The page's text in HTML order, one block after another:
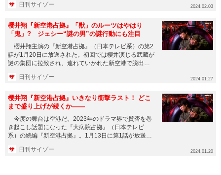
日刊サイゾー 2024.02.03
櫻井翔『新空港占拠』「獣」のルーツはやはり
「鬼」? ジェシー“謎の男”の謎行動にも注目
櫻井翔主演の『新空港占拠』（日本テレビ系）の第2
話が1月20日に放送された。初回では櫻井演じる武蔵が
謎の集団に拉致され、連れていかれた新空港で脱出。
日刊サイゾー 2024.01.27
櫻井翔『新空港占拠』いきなり衝撃ラスト！ どこ
まで盛り上げが続くか――
今度の舞台は空港だ。2023年のドラマ界で賛否を巻
き起こし話題になった『大病院占拠』（日本テレビ
系）の続編『新空港占拠』。1月13日に第1話が放送さ
日刊サイゾー 2024.01.20